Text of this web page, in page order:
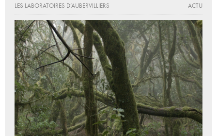
LES LABORATOIRES D’AUBERVILLIERS
ACTU